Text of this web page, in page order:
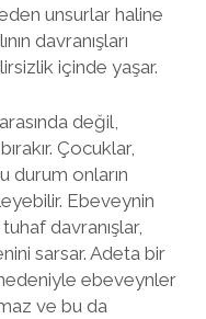
unsurlar haline
davranışları
içinde yaşar.
değil,
Çocuklar,
durum onların
Ebeveynin
davranışlar,
sarsar. Adeta bir
nedeniyle ebeveynler
ve bu da